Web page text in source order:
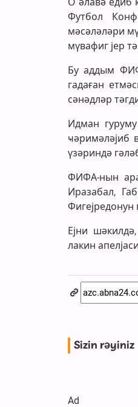
Футбол
мәсәләләри
мүвафиг јер
Бу аддым
гадаған
сәнәдләр
Идман
ҹәримәләјиб
үзәриндә
ФИФА-нын
Иразабал,
Фигејредонун
Ејни
лакин
Sizin rəyiniz
Ad